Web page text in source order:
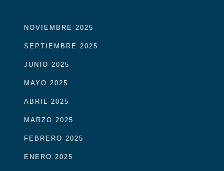
NOVIEMBRE 2025
SEPTIEMBRE 2025
JUNIO 2025
MAYO 2025
ABRIL 2025
MARZO 2025
FEBRERO 2025
ENERO 2025